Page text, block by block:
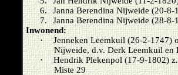
6.
Janna Berendina Nijweide (20-
7.
Janna Berendina Nijweide (28-
Inwonend:
·
Jenneken Leemkuil (26-2-1747)
Nijweide, d.v. Derk Leemkuil en
·
Hendrik Plekenpol (17-9-1802)
Miste 29